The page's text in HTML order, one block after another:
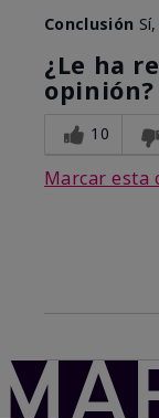
Conclusión
¿Le ha
opinión?
10
Marcar esta